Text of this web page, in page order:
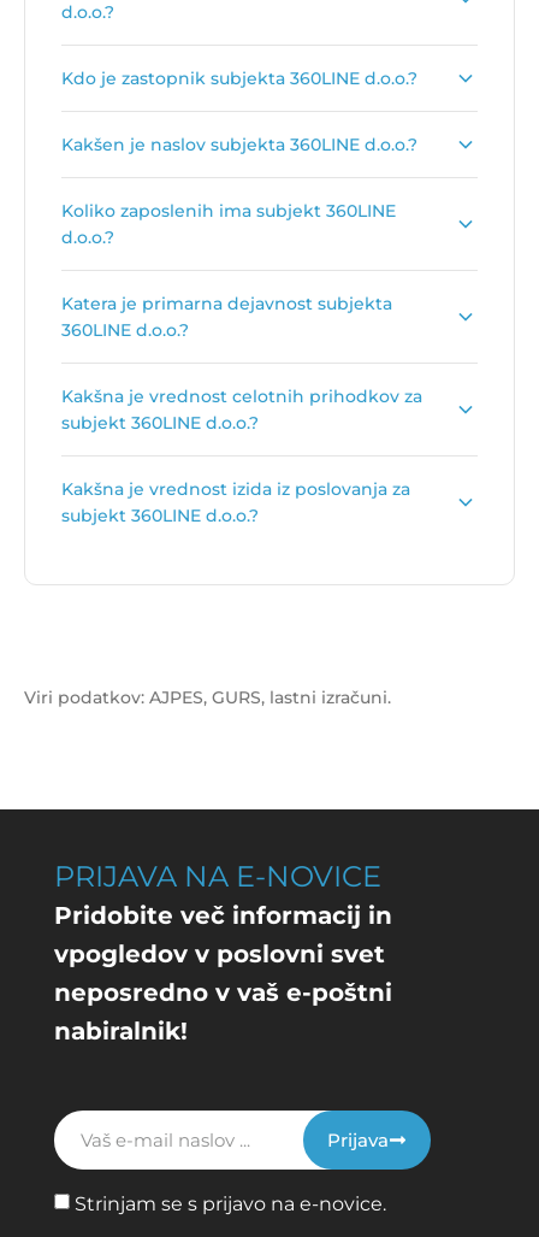
d.o.o.?
oprema, d.o.o..
Kdo je zastopnik subjekta 360LINE d.o.o.?
Kakšen je naslov subjekta 360LINE d.o.o.?
Koliko zaposlenih ima subjekt 360LINE
d.o.o.?
Katera je primarna dejavnost subjekta
360LINE d.o.o.?
Proizvodnja športne opreme.
Kakšna je vrednost celotnih prihodkov za
subjekt 360LINE d.o.o.?
d.o.o. je2.538.579 €
Kakšna je vrednost izida iz poslovanja za
subjekt 360LINE d.o.o.?
d.o.o. je73.699 €.
Viri podatkov: AJPES, GURS, lastni izračuni.
PRIJAVA NA E-NOVICE
Pridobite več informacij in
vpogledov v poslovni svet
neposredno v vaš e-poštni
nabiralnik!
Strinjam se s prijavo na e-novice.
Prijava